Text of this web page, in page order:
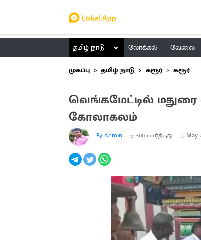
தமிழ் நாடு லோக்கல் வேலை
முகப்பு
தமிழ் நாடு கரூர் கரூர்
வெங்கமேட்டில்
கோலாகலம்
By Admin 500 பார்த்தது May